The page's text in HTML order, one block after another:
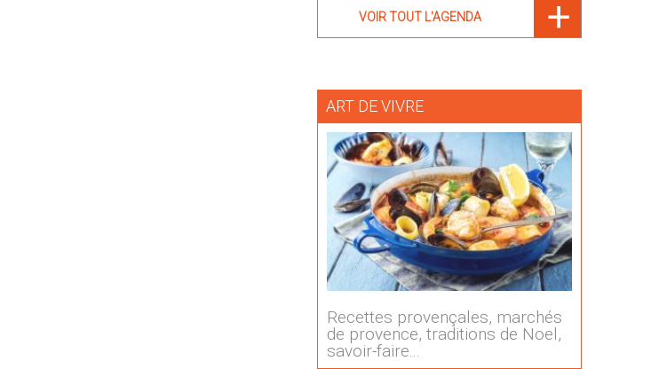
VOIR TOUT L'AGENDA
ART DE VIVRE
Recettes provençales, marchés
de provence, traditions de Noel,
savoir-faire...